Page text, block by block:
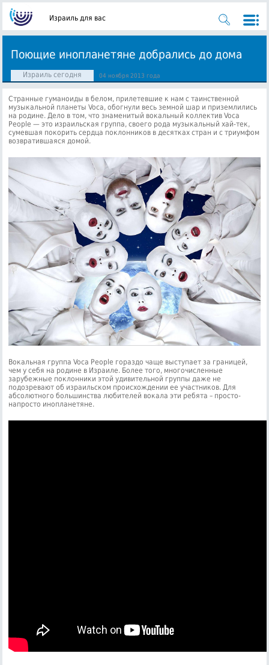
Израиль для вас
Поющие инопланетяне добрались до дома
Израиль сегодня 04 ноября 2013 года
Странные гуманоиды в белом, прилетевшие к нам с таинственной
музыкальной планеты Voca, обогнули весь земной шар и приземлились
на родине. Дело в том, что знаменитый вокальный коллектив Voca
People — это израильская группа,своего рода музыкальный хай-тек,
сумевшая покорить сердца поклонников в десятках стран и с триумфом
возвратившаяся домой.
Вокальная группа Voca People гораздо чаще выступает за границей,
чем у себя на родине в Израиле. Более того, многочисленные
зарубежные поклонники этой удивительной группы даже не
подозревают об израильском происхождении ее участников. Для
абсолютного большинства любителей вокала эти ребята – просто-
напросто инопланетяне.